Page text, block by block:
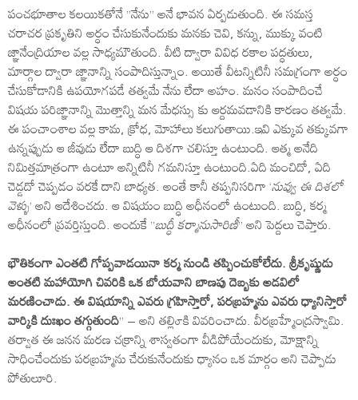
పంచభూతాల కలయికతోనే ”నేను” అనే భావన ఏర్పడుతుంది. ఈ సమస్త
చరాచర ప్రకృతిని అర్ధం చేసుకునేందుకు మనకు చెవి, కన్ను, ముక్కు వంటి
జ్ఞానేంద్రియాల వల్ల సాధ్యమౌతుంది. వీటి ద్వారా వివిధ రకాల పద్ధతులు,
మార్గాల ద్వారా జ్ఞానాన్ని సంపాదిస్తున్నాం. అయితే వీటన్నిటినీ సమగ్రంగా అర్ధం
చేసుకోడానికి ఉపయోగపడే తత్వమే నేను లేదా అహం. మనం సంపాదించే
విషయ పరిజ్ఞానాన్ని మొత్తాన్ని మన మేధస్సు కు ఆర్దమవడానికి కారణం తత్వమే.
ఈ పంచాంశాల వల్ల కామ, క్రోధ, మోహాలు కలుగుతాయి.ఇవి ఎక్కువ తక్కువగా
ఉన్నప్పుడు ఆ జీవుడు లేదా బుద్ధి ఆ దిశగా చలిస్తూ ఉంటుంది. ఆత్మ అనేది
నిమిత్తమాత్రంగా ఉంటూ అన్నిటినీ గమనిస్తూ ఉంటుంది.ఏది మంచిదో, ఏది
చెడ్డదో చెప్పడం వరకే దాని బాధ్యత. అంతే కానీ తప్పనిసరిగా ‘నువ్వు ఈ దిశలో
వెళ్ళు’ అని ఆదేశించదు. ఆ విషయం బుద్ధి అధీనంలో ఉంటుంది. బుద్ధి, కర్మ
అధీనంలో ప్రవర్తిస్తుంది. అందుకే ”బుద్ధీ కర్మానుసారిణీ” అని పెద్దలు చెప్తారు.
భౌతికంగా ఎంతటి గోప్పవాడయినా కర్మ నుండి తప్పించుకోలేదు. శ్రీకృష్ణుడు
అంతటి మహాయోగి చివరికి ఒక బోయవాని బాణపు దెబ్బకు అడవిలో
మరణించాడు. ఈ విషయాన్ని ఎవరు గ్రహిస్తారో, పరబ్రహ్మను ఎవరు ధ్యానిస్తారో
వార్కికి దుఃఖం తగ్గుతుంది” – అని తల్లి౮కి వివరించాదు. వీరబ్రహ్మేంద్రస్వామి.
తర్వాత ఈ జనన మరణ చక్రాన్ని శాస్వతంగా వీడిపోయేందుకు, మోక్షాన్ని
సాధించేందుకు పరబ్రహ్మను చేరుకునేందుకు ధ్యానం ఒక మార్గం అని చెప్పాడు
పోతులూరి.